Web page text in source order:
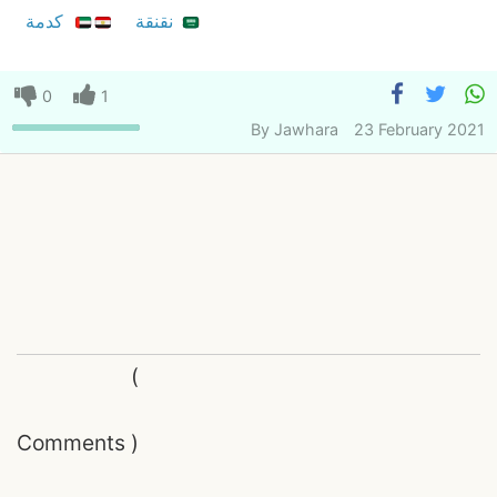
كدمة نقنقة
0
1
By Jawhara 23 February 2021
Comments
(
)